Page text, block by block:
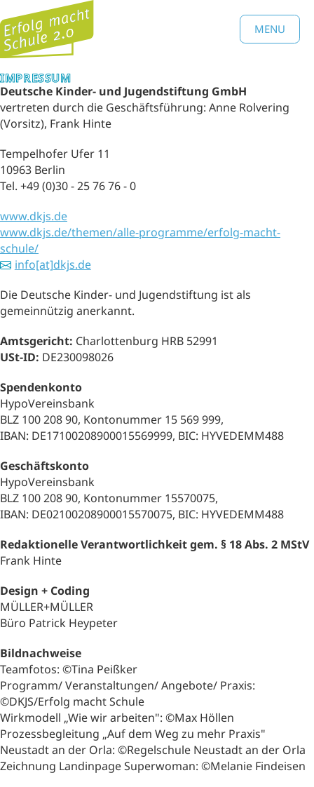
MENU
IMPRESSUM
Deutsche Kinder- und Jugendstiftung GmbH
vertreten durch die Geschäftsführung: Anne Rolvering
(Vorsitz), Frank Hinte
Tempelhofer Ufer 11
10963 Berlin
Tel. +49 (0)30 - 25 76 76 - 0
www.dkjs.de
www.dkjs.de/themen/alle-programme/erfolg-macht-
schule/
info[at]dkjs.de
Die Deutsche Kinder- und Jugendstiftung ist als
gemeinnützig anerkannt.
Amtsgericht: Charlottenburg HRB 52991
USt-ID: DE230098026
Spendenkonto
HypoVereinsbank
BLZ 100 208 90, Kontonummer 15 569 999,
IBAN: DE17100208900015569999, BIC: HYVEDEMM488
Geschäftskonto
HypoVereinsbank
BLZ 100 208 90, Kontonummer 15570075,
IBAN: DE02100208900015570075, BIC: HYVEDEMM488
Redaktionelle Verantwortlichkeit gem. § 18 Abs. 2 MStV
Frank Hinte
Design + Coding
MÜLLER+MÜLLER
Büro Patrick Heypeter
Bildnachweise
Teamfotos: ©Tina Peißker
Programm/ Veranstaltungen/ Angebote/ Praxis:
©DKJS/Erfolg macht Schule
Wirkmodell „Wie wir arbeiten": ©Max Höllen
Prozessbegleitung „Auf dem Weg zu mehr Praxis"
Neustadt an der Orla: ©Regelschule Neustadt an der Orla
Zeichnung Landinpage Superwoman: ©Melanie Findeisen